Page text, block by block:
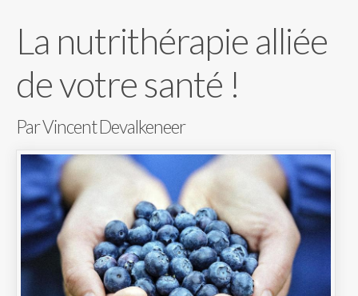
La nutrithérapie alliée
de votre santé !
Par Vincent Devalkeneer